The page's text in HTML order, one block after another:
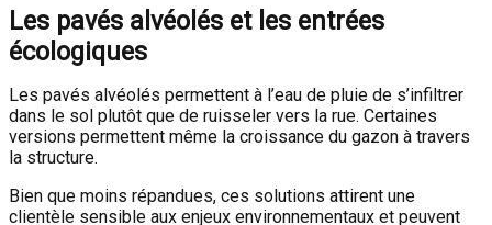
Les pavés alvéolés et les entrées
écologiques
Les pavés alvéolés permettent à l’eau de pluie de s’infiltrer
dans le sol plutôt que de ruisseler vers la rue. Certaines
versions permettent même la croissance du gazon à travers
la structure.
Bien que moins répandues, ces solutions attirent une
clientèle sensible aux enjeux environnementaux et peuvent